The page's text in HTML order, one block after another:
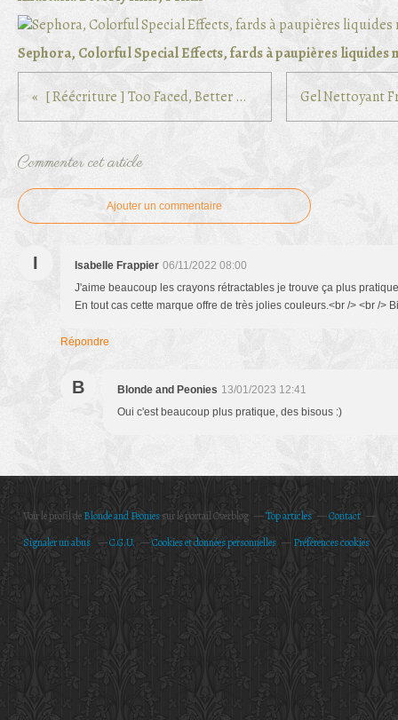
Sephora, Colorful Special Effects, fards à paupières liquides
[ Réécriture ] Too Faced, Better Than Sex
Commenter cet article
Ajouter un commentaire
I Isabelle Frappier 06/11/2022 08:00
J'aime beaucoup les crayons rétractables je trouve ça plus
En tout cas cette marque offre de très jolies couleurs.<br /> <br />
Répondre
B Blonde and Peonies 13/01/2023 12:41
Oui c'est beaucoup plus pratique, des bisous :)
Voir le profil deBlonde and Peoniessur le portail Overblog Top articles
Contact
Signaler un abus
C.G.U. Cookies et données personnelles Préférences cookies